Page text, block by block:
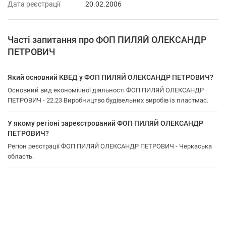
Дата реєстрації
20.02.2006
Часті запитання про ФОП ПИЛЯЙ ОЛЕКСАНДР
ПЕТРОВИЧ
Який основний КВЕД у ФОП ПИЛЯЙ ОЛЕКСАНДР ПЕТРОВИЧ?
Основний вид економічної діяльності ФОП ПИЛЯЙ ОЛЕКСАНДР
ПЕТРОВИЧ - 22.23 Виробництво будівельних виробів із пластмас.
У якому регіоні зареєстрований ФОП ПИЛЯЙ ОЛЕКСАНДР
ПЕТРОВИЧ?
Регіон реєстрації ФОП ПИЛЯЙ ОЛЕКСАНДР ПЕТРОВИЧ - Черкаська
область.